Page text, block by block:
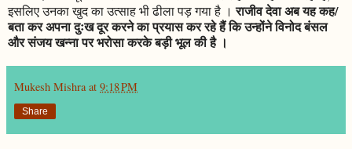
इसलिए उनका खुद का उत्साह भी ढीला पड़ गया है ।राजीव देवा अब यह कह/
बता कर अपना दुःख दूर करने का प्रयास कर रहे हैं कि उन्होंने विनोद बंसल
और संजय खन्ना पर भरोसा करके बड़ी भूल की है ।
Mukesh Mishra at 9:18 PM
Share